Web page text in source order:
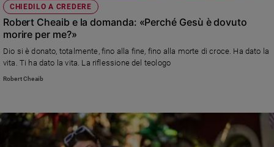
CHIEDILO A CREDERE
Robert Cheaib e la domanda: «Perché Gesù è dovuto
morire per me?»
Dio si è donato, totalmente, fino alla fine, fino alla morte di croce. Ha dato la
vita. Ti ha dato la vita. La riflessione del teologo
Robert Cheaib